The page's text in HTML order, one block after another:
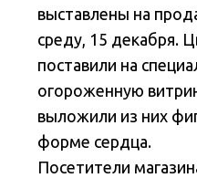
выставлены на
среду, 15 декабря.
поставили на
огороженную
выложили из них
форме сердца.
Посетители